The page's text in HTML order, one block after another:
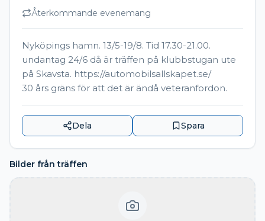
Återkommande evenemang
Nyköpings hamn. 13/5-19/8. Tid 17.30-21.00.
undantag 24/6 då är träffen på klubbstugan ute
på Skavsta. https://automobilsallskapet.se/
30 års gräns för att det är ändå veteranfordon.
Dela Spara
Bilder från träffen